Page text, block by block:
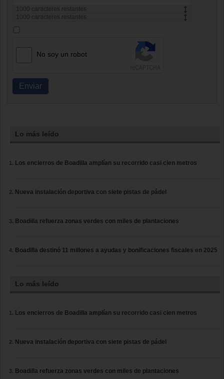
caracteres restantes
caracteres restantes
No soy un robot
Enviar
Lo más leído
Los encierros de Boadilla amplían su recorrido casi cien metros
Nueva instalación deportiva con siete pistas de pádel
Boadilla refuerza zonas verdes con miles de plantaciones
Boadilla destinó 11 millones a ayudas y bonificaciones fiscales en 2025
Lo más leído
Los encierros de Boadilla amplían su recorrido casi cien metros
Nueva instalación deportiva con siete pistas de pádel
Boadilla refuerza zonas verdes con miles de plantaciones